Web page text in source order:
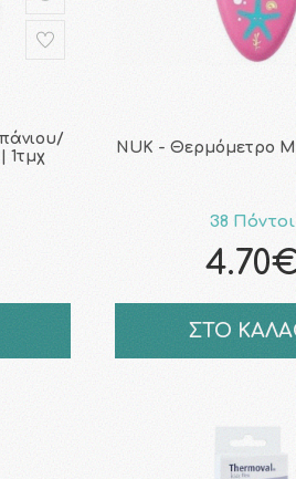
1τμχ
NUK - Θερμόμετρο
38 Πόντοι
ΣΤΟ